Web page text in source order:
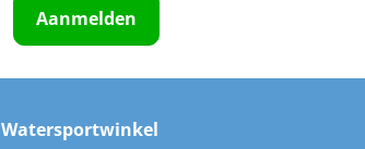
Aanmelden
Watersportwinkel